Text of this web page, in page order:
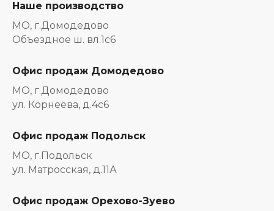
Наше производство
МО, г.Домодедово
Объездное ш. вл.1с6
Офис продаж Домодедово
МО, г.Домодедово
ул. Корнеева, д.4с6
Офис продаж Подольск
МО, г.Подольск
ул. Матросская, д.11А
Офис продаж Орехово-Зуево